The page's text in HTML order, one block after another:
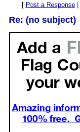
[ Post a Response|
Re: (no subject)